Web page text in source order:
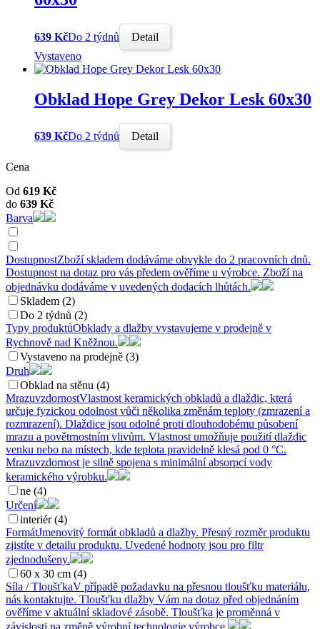
639 KčDo 2 týdnů
Detail
Vystaveno
Obklad Hope Grey Dekor Lesk 60x30
639 KčDo 2 týdnů Detail
Cena
Od 619 Kč
do 639 Kč
Barva
DostupnostZboží skladem dodáváme obvykle do 2 pracovních dnů.
Dostupnost na dotaz pro vás předem ověříme u výrobce. Zboží na
objednávku dodáváme v uvedených dodacích lhůtách.
Skladem (2)
Do 2 týdnů (2)
Typy produktůObklady a dlažby vystavujeme v prodejně v
Rychnově nad Kněžnou.
Vystaveno na prodejně (3)
Druh
Obklad na stěnu (4)
MrazuvzdornostVlastnost keramických obkladů a dlaždic, která
určuje fyzickou odolnost vůči několika změnám teploty (zmrazení a
rozmrazení). Dlaždice jsou odolné proti dlouhodobému působení
mrazu a povětrnostním vlivům. Vlastnost umožňuje použití dlaždic
venku nebo na místech, kde teplota pravidelně klesá pod 0 °C.
Mrazuvzdornost je silně spojena s minimální absorpcí vody
keramického výrobku.
ne (4)
Určení
interiér (4)
FormátJmenovitý formát obkladů a dlažby. Přesný rozměr produktu
zjistíte v detailu produktu. Uvedené hodnoty jsou pro filtr
zjednodušeny.
60 x 30 cm (4)
Síla / TloušťkaV případě požadavku na přesnou tloušťku materiálu,
nás kontaktujte. Tloušťku dlažby Vám na dotaz před objednáním
ověříme v aktuální skladové zásobě. Tloušťka je proměnná v